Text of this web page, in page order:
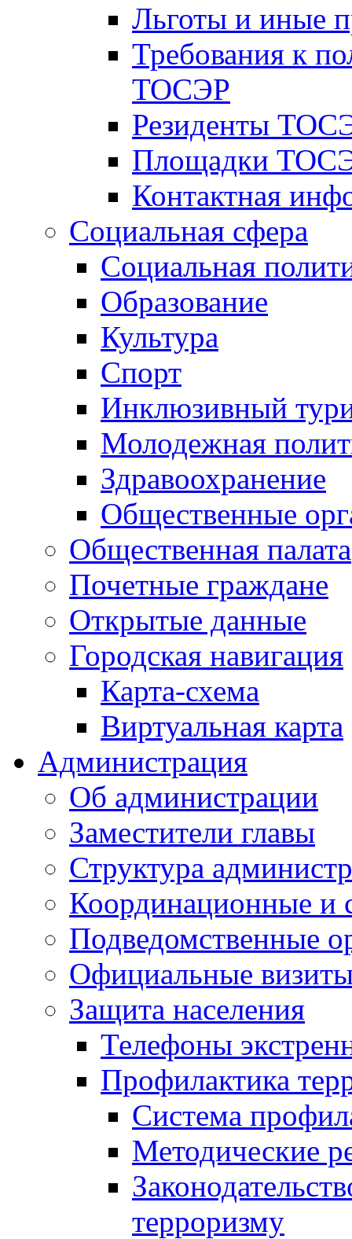
Льготы и иные
Требования к
ТОСЭР
Резиденты
Площадки
Контактная
Социальная сфера
Социальная
Образование
Культура
Спорт
Инклюзивный
Молодежная
Здравоохранение
Общественные
Общественная палата
Почетные граждане
Открытые данные
Городская навигация
Карта-схема
Виртуальная карта
Администрация
Об администрации
Заместители главы
Структура
Координационные и
Подведомственные
Официальные
Защита населения
Телефоны
Профилактика
Система
Методические
терроризму